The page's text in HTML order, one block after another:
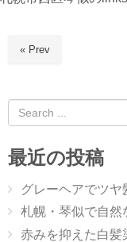
« Prev
最近の投稿
グレーヘアでツヤ
札幌・琴似で自然
赤みを抑えた白髪